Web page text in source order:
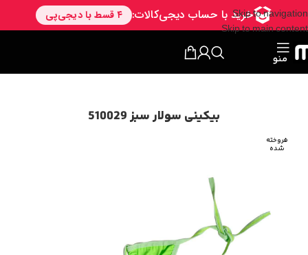
Skip to navigation
Skip to main content
منو
بیکینی سولار سبز 510029
فروخته
شده